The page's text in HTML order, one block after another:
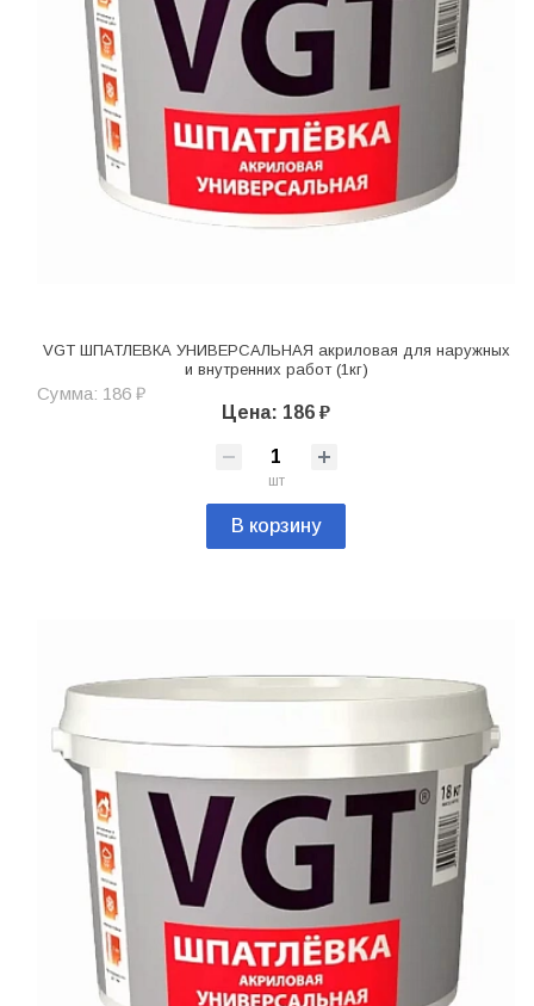
VGT ШПАТЛЕВКА УНИВЕРСАЛЬНАЯ акриловая для наружных
и внутренних работ (1кг)
Сумма: 186 ₽
Цена: 186 ₽
шт
В корзину